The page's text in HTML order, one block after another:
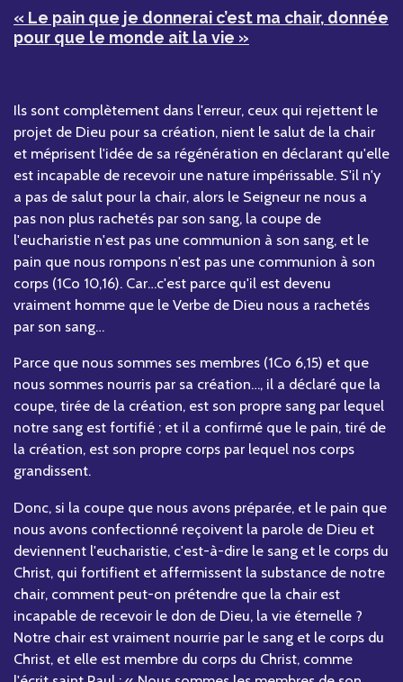
« Le pain que je donnerai c’est ma chair, donnée
pour que le monde ait la vie »
Ils sont complètement dans l'erreur, ceux qui rejettent le
projet de Dieu pour sa création, nient le salut de la chair
et méprisent l'idée de sa régénération en déclarant qu'elle
est incapable de recevoir une nature impérissable. S'il n'y
a pas de salut pour la chair, alors le Seigneur ne nous a
pas non plus rachetés par son sang, la coupe de
l'eucharistie n'est pas une communion à son sang, et le
pain que nous rompons n'est pas une communion à son
corps (1Co 10,16). Car…c'est parce qu'il est devenu
vraiment homme que le Verbe de Dieu nous a rachetés
par son sang…
Parce que nous sommes ses membres (1Co 6,15) et que
nous sommes nourris par sa création…, il a déclaré que la
coupe, tirée de la création, est son propre sang par lequel
notre sang est fortifié ; et il a confirmé que le pain, tiré de
la création, est son propre corps par lequel nos corps
grandissent.
Donc, si la coupe que nous avons préparée, et le pain que
nous avons confectionné reçoivent la parole de Dieu et
deviennent l'eucharistie, c'est-à-dire le sang et le corps du
Christ, qui fortifient et affermissent la substance de notre
chair, comment peut-on prétendre que la chair est
incapable de recevoir le don de Dieu, la vie éternelle ?
Notre chair est vraiment nourrie par le sang et le corps du
Christ, et elle est membre du corps du Christ, comme